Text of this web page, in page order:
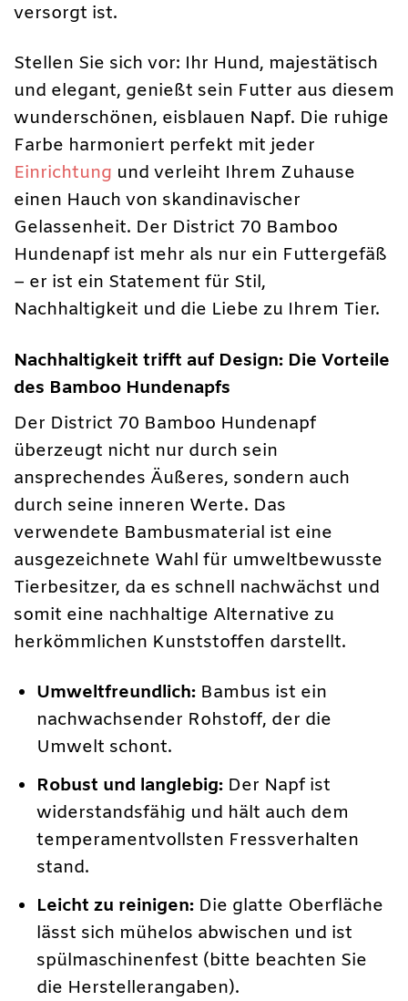
versorgt ist.
Stellen Sie sich vor: Ihr Hund, majestätisch
und elegant, genießt sein Futter aus diesem
wunderschönen, eisblauen Napf. Die ruhige
Farbe harmoniert perfekt mit jeder
Einrichtung und verleiht Ihrem Zuhause
einen Hauch von skandinavischer
Gelassenheit. Der District 70 Bamboo
Hundenapf ist mehr als nur ein Futtergefäß
– er ist ein Statement für Stil,
Nachhaltigkeit und die Liebe zu Ihrem Tier.
Nachhaltigkeit trifft auf Design: Die Vorteile
des Bamboo Hundenapfs
Der District 70 Bamboo Hundenapf
überzeugt nicht nur durch sein
ansprechendes Äußeres, sondern auch
durch seine inneren Werte. Das
verwendete Bambusmaterial ist eine
ausgezeichnete Wahl für umweltbewusste
Tierbesitzer, da es schnell nachwächst und
somit eine nachhaltige Alternative zu
herkömmlichen Kunststoffen darstellt.
Umweltfreundlich: Bambus ist ein
nachwachsender Rohstoff, der die
Umwelt schont.
Robust und langlebig: Der Napf ist
widerstandsfähig und hält auch dem
temperamentvollsten Fressverhalten
stand.
Leicht zu reinigen: Die glatte Oberfläche
lässt sich mühelos abwischen und ist
spülmaschinenfest (bitte beachten Sie
die Herstellerangaben).